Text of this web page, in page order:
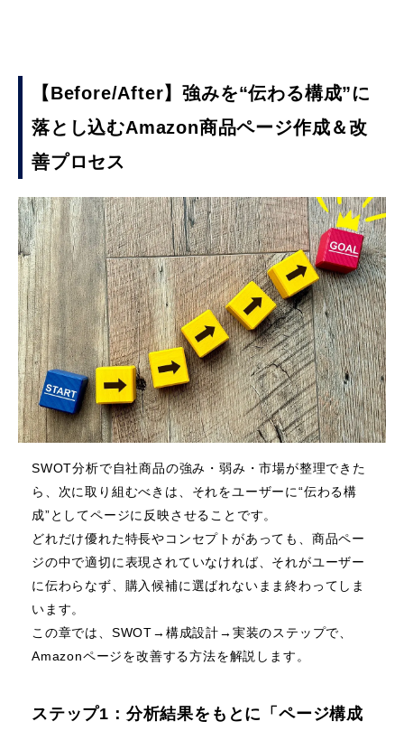
【Before/After】強みを“伝わる構成”に
落とし込むAmazon商品ページ作成＆改
善プロセス
SWOT分析で自社商品の強み・弱み・市場が整理できた
ら、次に取り組むべきは、それをユーザーに“伝わる構
成”としてページに反映させることです。
どれだけ優れた特長やコンセプトがあっても、商品ペー
ジの中で適切に表現されていなければ、それがユーザー
に伝わらなず、購入候補に選ばれないまま終わってしま
います。
この章では、SWOT→構成設計→実装のステップで、
Amazonページを改善する方法を解説します。
ステップ1：分析結果をもとに「ページ構成